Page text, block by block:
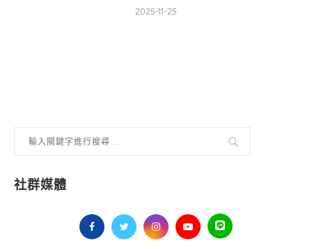
2025-11-25
社群媒體